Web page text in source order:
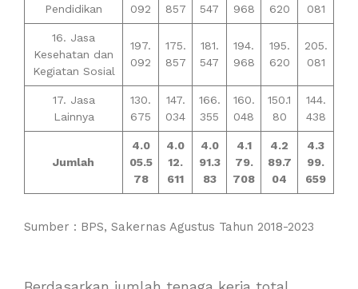
Pendidikan
092
857
547
968
620
081
16. Jasa
Kesehatan dan
Kegiatan Sosial
197.
092
175.
857
181.
547
194.
968
195.
620
205.
081
17. Jasa
Lainnya
130.
675
147.
034
166.
355
160.
048
150.1
80
144.
438
Jumlah
4.0
05.5
78
4.0
12.
611
4.0
91.3
83
4.1
79.
708
4.2
89.7
04
4.3
99.
659
Sumber : BPS, Sakernas Agustus Tahun 2018-2023